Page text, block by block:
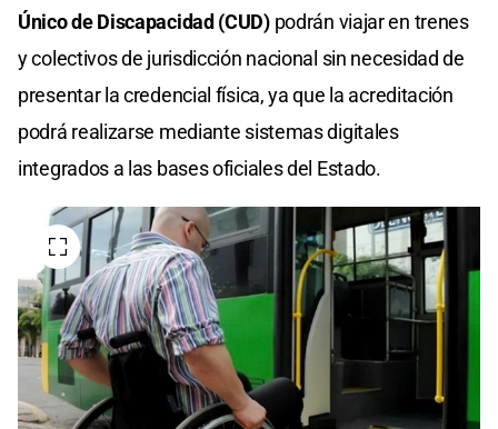
Único de Discapacidad (CUD)podrán viajar en trenes
y colectivos de jurisdicción nacional sin necesidad de
presentar la credencial física, ya que la acreditación
podrá realizarse mediante sistemas digitales
integrados a las bases oficiales del Estado.